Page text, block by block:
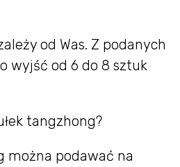
od Was. Z podanych
wyjść od 6 do 8 sztuk
tangzhong?
można podawać na